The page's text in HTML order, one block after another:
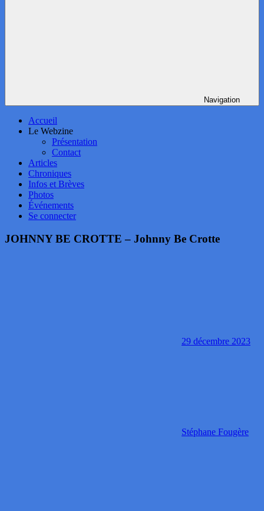
Navigation
Accueil
Le Webzine
Présentation
Contact
Articles
Chroniques
Infos et Brèves
Photos
Événements
Se connecter
JOHNNY BE CROTTE – Johnny Be Crotte
29 décembre 2023
Stéphane Fougère